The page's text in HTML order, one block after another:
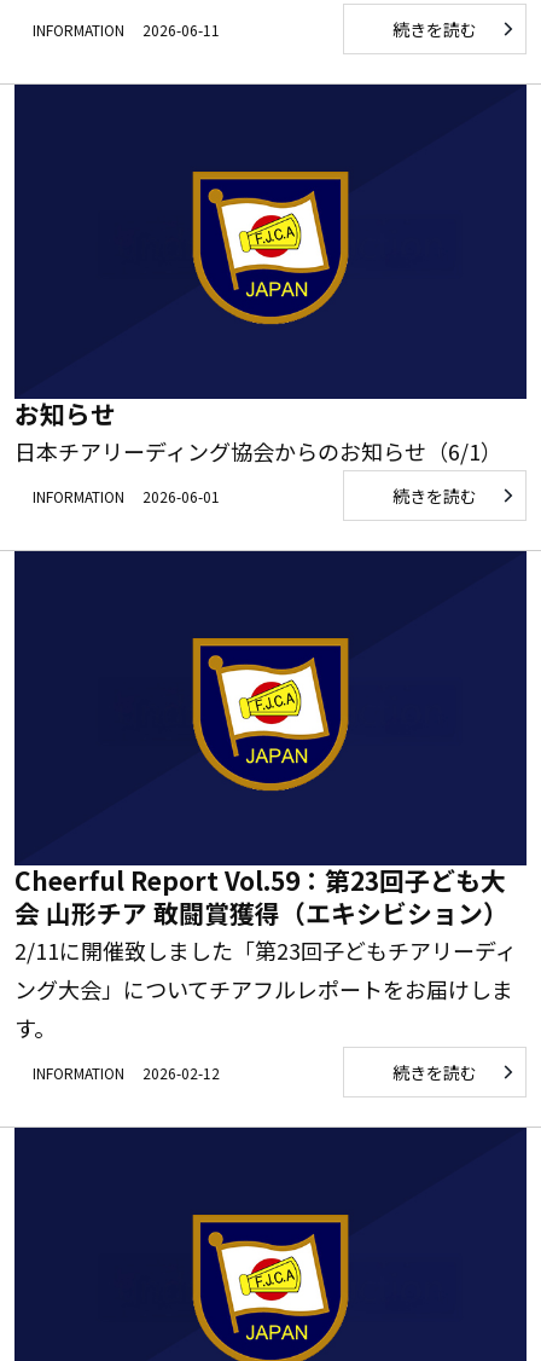
INFORMATION 2026-06-11 続きを読む
お知らせ
日本チアリーディング協会からのお知らせ（6/1）
INFORMATION 2026-06-01 続きを読む
Cheerful Report Vol.59：第23回子ども大
会 山形チア 敢闘賞獲得（エキシビション）
2/11に開催致しました「第23回子どもチアリーディ
ング大会」についてチアフルレポートをお届けしま
す。
INFORMATION 2026-02-12 続きを読む